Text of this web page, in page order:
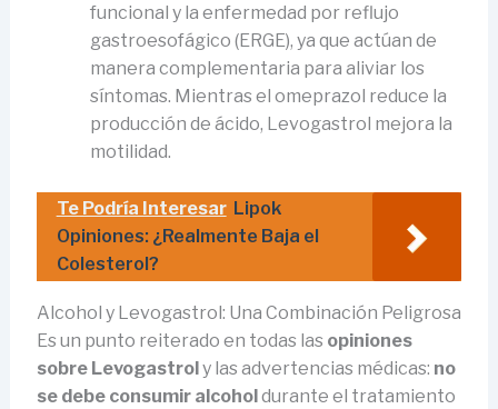
funcional y la enfermedad por reflujo
gastroesofágico (ERGE), ya que actúan de
manera complementaria para aliviar los
síntomas. Mientras el omeprazol reduce la
producción de ácido, Levogastrol mejora la
motilidad.
Te Podría Interesar Lipok
Opiniones: ¿Realmente Baja el
Colesterol?
Alcohol y Levogastrol: Una Combinación Peligrosa
Es un punto reiterado en todas las opiniones
sobre Levogastroly las advertencias médicas: no
se debe consumir alcoholdurante el tratamiento